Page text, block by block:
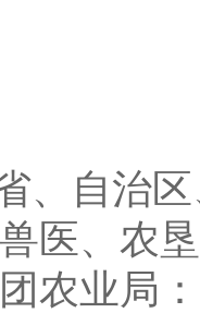
、自治
医、农
农业局：